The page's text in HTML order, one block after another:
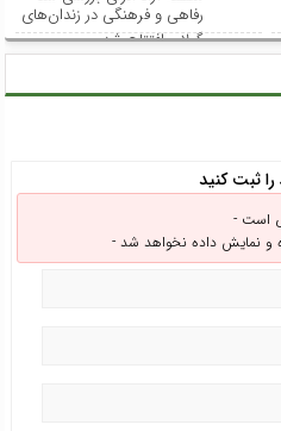
رفاهی و فرهنگی در زندان‌های
گیلان افتتاح شد
ثبت کنید
است -
و نمایش داده نخواهد شد -